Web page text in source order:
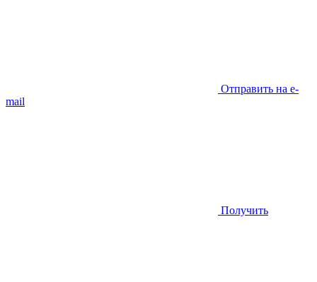
Отправить на e-
mail
Получить